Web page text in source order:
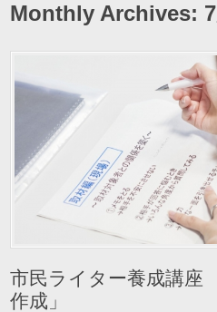
Monthly Archives:
市民ライター養成講
作成」